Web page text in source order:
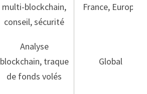
multi-blockchain,
conseil, sécurité
France, Europe
Analyse
blockchain, traque
de fonds volés
Global